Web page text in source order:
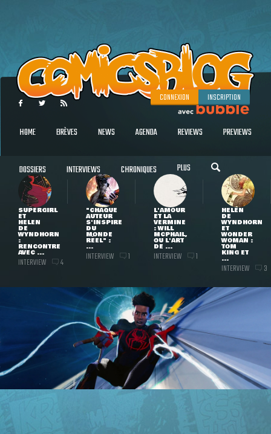
CONNEXION INSCRIPTION
HOME BRÈVES NEWS AGENDA REVIEWS PREVIEWS
DOSSIERS INTERVIEWS CHRONIQUES PLUS
SUPERGIRL
ET
HELEN
DE
WYNDHORN
:
RENCONTRE
AVEC ...
INTERVIEW 4
"CHAQUE
AUTEUR
S'INSPIRE
DU
MONDE
RÉEL" :
...
INTERVIEW 1
L'AMOUR
ET LA
VERMINE
: WILL
MCPHAIL,
OU L'ART
DE ...
INTERVIEW 1
HELEN
DE
WYNDHORN
ET
WONDER
WOMAN :
TOM
KING ET
...
INTERVIEW 3